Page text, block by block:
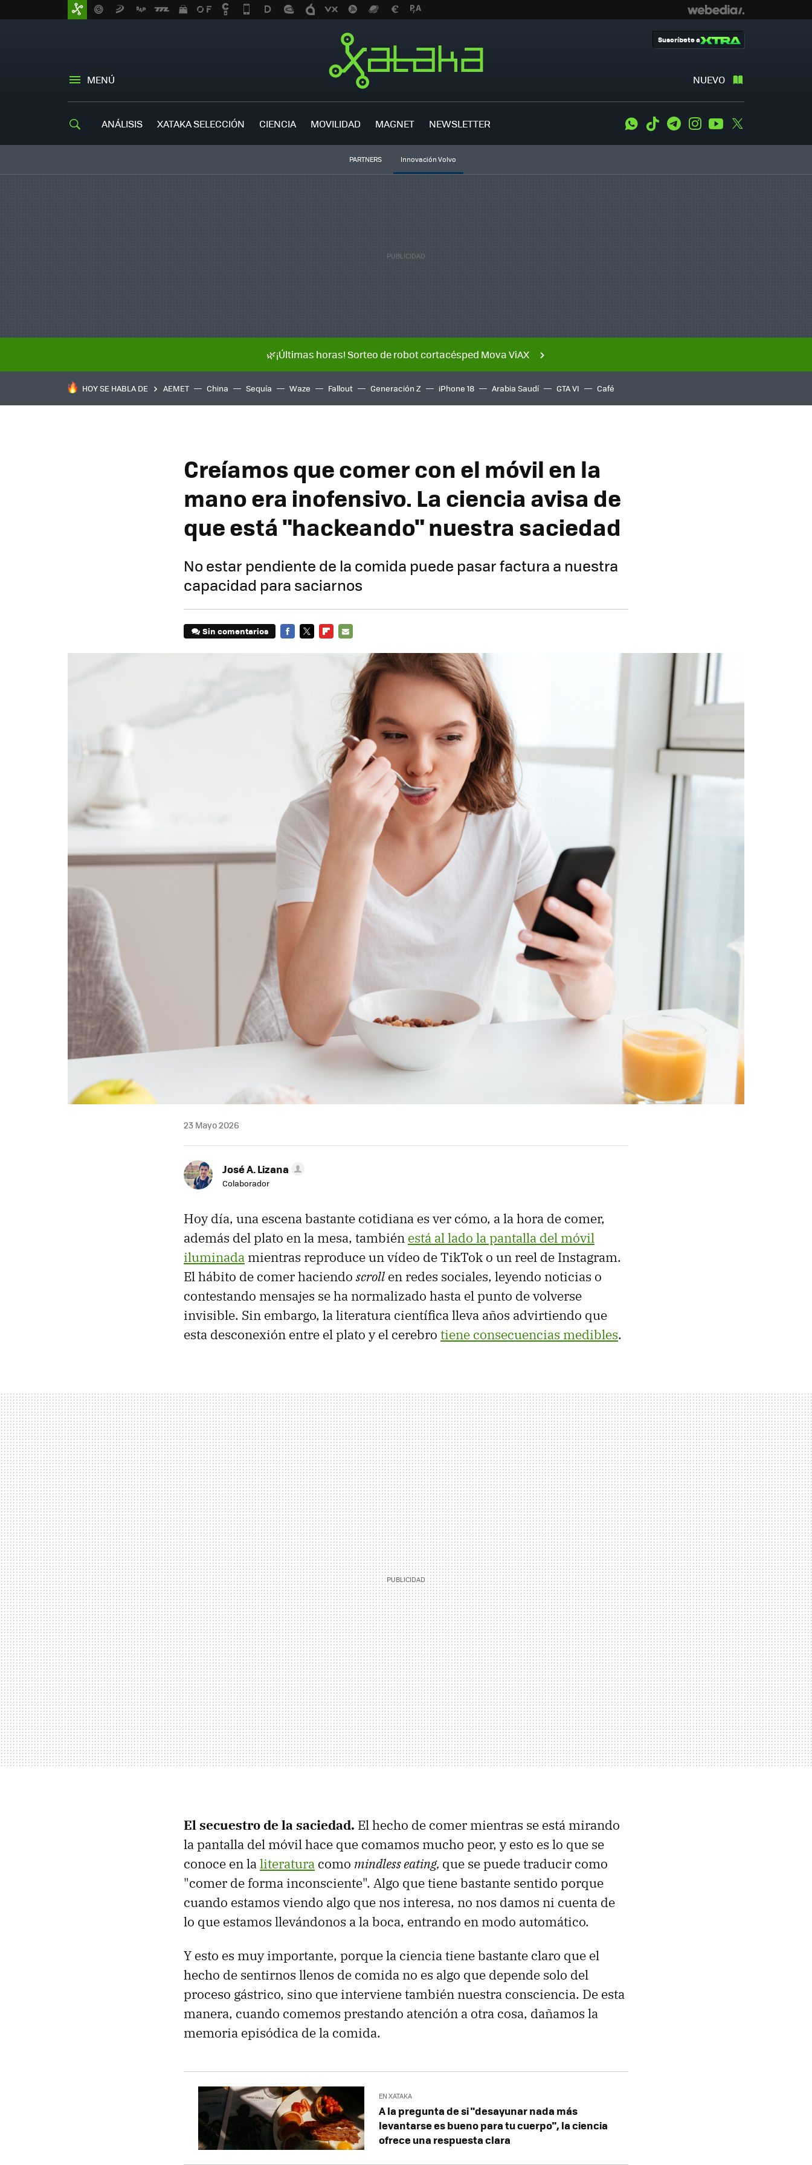
MENÚ NUEVO
Suscríbete a
ANÁLISIS XATAKA SELECCIÓN CIENCIA MOVILIDAD MAGNET NEWSLETTER WhatsApp
Tiktok TelegramInstagramYoutube
PARTNERS Innovación Volvo
🌿¡Últimas horas! Sorteo de robot cortacésped Mova ViAX
HOY SE HABLA DE AEMET China Sequía Waze Fallout Generación Z iPhone 18 Arabia Saudí GTA VI Café
Creíamos que comer con el móvil en la
mano era inofensivo. La ciencia avisa de
que está "hackeando" nuestra saciedad
No estar pendiente de la comida puede pasar factura a nuestra
capacidad para saciarnos
Sin comentarios
MAIL
23 Mayo 2026
José A. Lizana
Colaborador
Hoy día, una escena bastante cotidiana es ver cómo, a la hora de comer,
además del plato en la mesa, también está al lado la pantalla del móvil
iluminada mientras reproduce un vídeo de TikTok o un reel de Instagram.
El hábito de comer haciendo scroll en redes sociales, leyendo noticias o
contestando mensajes se ha normalizado hasta el punto de volverse
invisible. Sin embargo, la literatura científica lleva años advirtiendo que
esta desconexión entre el plato y el cerebro tiene consecuencias medibles.
El secuestro de la saciedad. El hecho de comer mientras se está mirando
la pantalla del móvil hace que comamos mucho peor, y esto es lo que se
conoce en laliteratura como mindless eating, que se puede traducir como
"comer de forma inconsciente". Algo que tiene bastante sentido porque
cuando estamos viendo algo que nos interesa, no nos damos ni cuenta de
lo que estamos llevándonos a la boca, entrando en modo automático.
Y esto es muy importante, porque la ciencia tiene bastante claro que el
hecho de sentirnos llenos de comida no es algo que depende solo del
proceso gástrico, sino que interviene también nuestra consciencia. De esta
manera, cuando comemos prestando atención a otra cosa, dañamos la
memoria episódica de la comida.
EN XATAKA
A la pregunta de si "desayunar nada más
levantarse es bueno para tu cuerpo", la ciencia
ofrece una respuesta clara